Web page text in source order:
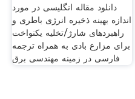
دانلود مقاله انگلیسی در مورد
اندازه بهینه ذخیره انرژی باطری و
راهبردهای شارژ/تخلیه یکنواخت
برای مزارع بادی به همراه ترجمه
فارسی در زمینه مهندسی برق